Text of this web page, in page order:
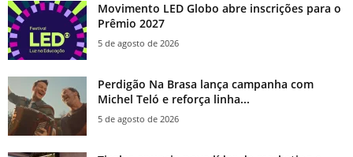
Movimento LED Globo abre inscrições para o
Prêmio 2027
5 de agosto de 2026
Perdigão Na Brasa lança campanha com
Michel Teló e reforça linha...
5 de agosto de 2026